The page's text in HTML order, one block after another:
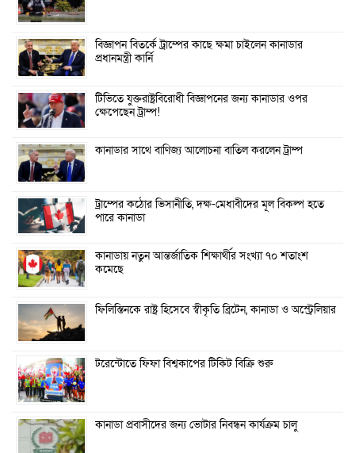
বিজ্ঞাপন বিতর্কে ট্রাম্পের কাছে ক্ষমা চাইলেন কানাডার
প্রধানমন্ত্রী কার্নি
টিভিতে যুক্তরাষ্ট্রবিরোধী বিজ্ঞাপনের জন্য কানাডার ওপর
ক্ষেপেছেন ট্রাম্প!
কানাডার সাথে বাণিজ্য আলোচনা বাতিল করলেন ট্রাম্প
ট্রাম্পের কঠোর ভিসানীতি, দক্ষ-মেধাবীদের মূল বিকল্প হতে
পারে কানাডা
কানাডায় নতুন আন্তর্জাতিক শিক্ষার্থীর সংখ্যা ৭০ শতাংশ
কমেছে
ফিলিস্তিনকে রাষ্ট্র হিসেবে স্বীকৃতি ব্রিটেন, কানাডা ও অস্ট্রেলিয়ার
টরেন্টোতে ফিফা বিশ্বকাপের টিকিট বিক্রি শুরু
কানাডা প্রবাসীদের জন্য ভোটার নিবন্ধন কার্যক্রম চালু